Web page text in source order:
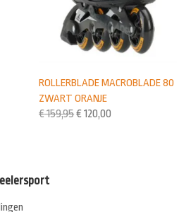
ROLLERBLADE MACROBLADE 80
ZWART ORANJE
€159,95€ 120,00